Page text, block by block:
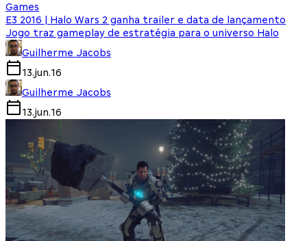
Games
E3 2016 | Halo Wars 2 ganha trailer e data de lançamento
Jogo traz gameplay de estratégia para o universo Halo
Guilherme Jacobs
13.jun.16
Guilherme Jacobs
13.jun.16